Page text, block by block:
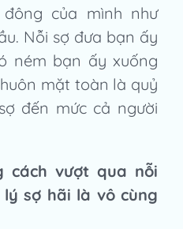
của mình như
Nỗi sợ đưa bạn ấy
ném bạn ấy xuống
mặt toàn là quỷ
đến mức cả người
cách vượt qua nỗi
sợ hãi là vô cùng